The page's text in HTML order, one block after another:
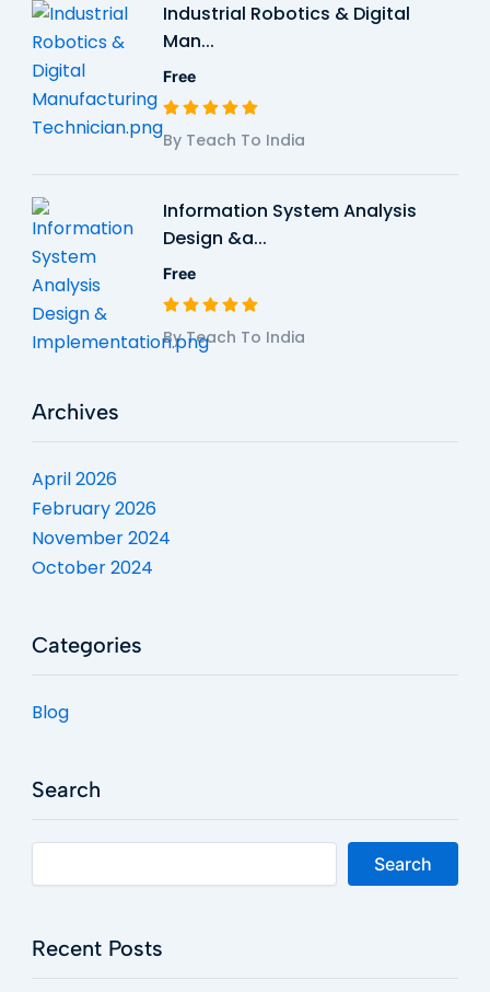
Industrial Robotics & Digital
Man...
Free
By Teach To India
Information System Analysis
Design &a...
Free
By Teach To India
Archives
April 2026
February 2026
November 2024
October 2024
Categories
Blog
Search
Search
Recent Posts